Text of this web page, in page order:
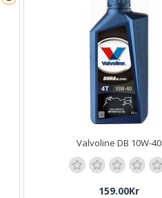
Valvoline DB 10W-40
159.00Kr